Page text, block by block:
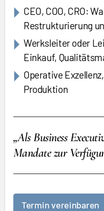
CEO, COO, CRO:
Restrukturierung
Werksleiter oder
Einkauf,
Operative
Produktion
„Als Business
Mandate zur
Termin vereinbaren